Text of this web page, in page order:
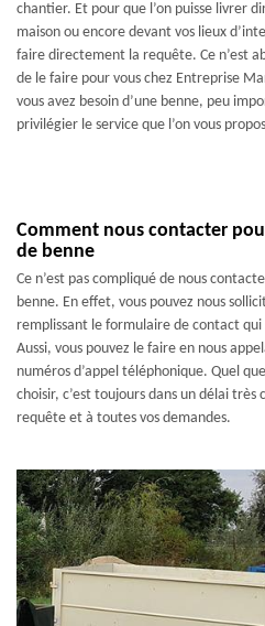
chantier. Et pour que l’on puisse livrer
maison ou encore devant vos lieux
faire directement la requête. Ce n’est
de le faire pour vous chez Entreprise
vous avez besoin d’une benne, peu
privilégier le service que l’on vous
Comment nous contacter
de benne
Ce n’est pas compliqué de nous
benne. En effet, vous pouvez nous
remplissant le formulaire de contact
Aussi, vous pouvez le faire en nous
numéros d’appel téléphonique. Quel
choisir, c’est toujours dans un délai
requête et à toutes vos demandes.